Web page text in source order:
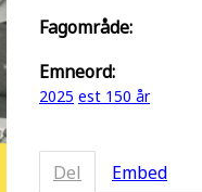
Fagområde:
Emneord:
2025 est 150 år
Del Embed